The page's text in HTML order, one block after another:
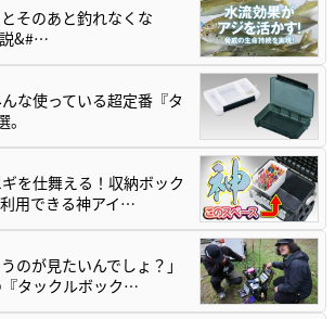
そのあと釣れなくな
&#…
な使っている超定番『タ
を仕舞える！収納ボック
用できる神アイ…
のが見たいんでしょ？」
タックルボック…